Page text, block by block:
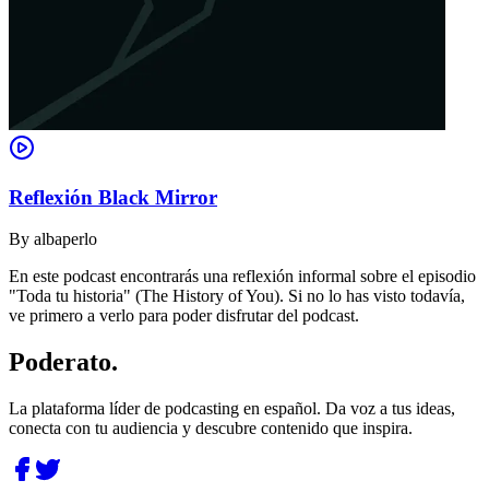
Reflexión Black Mirror
By albaperlo
En este podcast encontrarás una reflexión informal sobre el episodio
"Toda tu historia" (The History of You). Si no lo has visto todavía,
ve primero a verlo para poder disfrutar del podcast.
Poderato.
La plataforma líder de podcasting en español. Da voz a tus ideas,
conecta con tu audiencia y descubre contenido que inspira.